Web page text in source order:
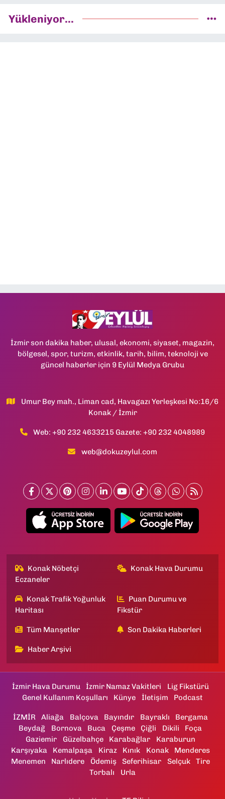
Yükleniyor...
İzmir son dakika haber, ulusal, ekonomi, siyaset, magazin,
bölgesel, spor, turizm, etkinlik, tarih, bilim, teknoloji ve
güncel haberler için 9 Eylül Medya Grubu
Umur Bey mah., Liman cad, Havagazı Yerleşkesi No:16/6
Konak / İzmir
Web: +90 232 4633215 Gazete: +90 232 4048989
web@dokuzeylul.com
Konak Nöbetçi
Eczaneler
Konak Hava Durumu
Konak Trafik Yoğunluk
Haritası
Puan Durumu ve
Fikstür
Tüm Manşetler Son Dakika Haberleri
Haber Arşivi
İzmir Hava Durumu İzmir Namaz Vakitleri
Lig Fikstürü
Genel Kullanım Koşulları
Künye İletişim Podcast
İZMİR Aliağa Balçova Bayındır Bayraklı
Bergama
Beydağ
Bornova Buca Çeşme Çiğli Dikili
Foça
Gaziemir
Güzelbahçe Karabağlar
Karaburun
Karşıyaka
Kemalpaşa Kiraz Kınık Konak
Menderes
Menemen
Narlıdere Ödemiş Seferihisar Selçuk
Tire
Torbalı
Urla